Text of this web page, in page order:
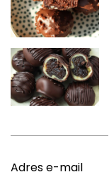
Adres e-mail